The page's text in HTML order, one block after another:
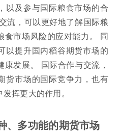
以及参与国际粮食市场的合
流，可以更好地了解国际粮
食市场风险的应对能力。 同
以提升国内稻谷期货市场的
发展。 国际合作与交流，
货市场的国际竞争力，也有
挥更大的作用。
、多功能的期货市场